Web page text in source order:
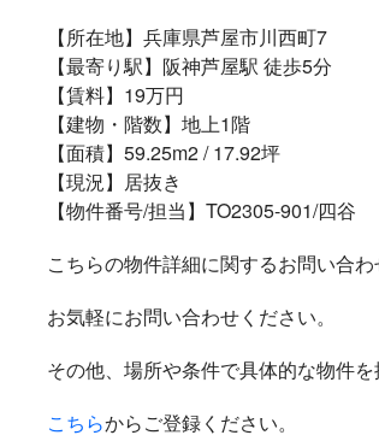
【所在地】兵庫県芦屋市川西町7
【最寄り駅】阪神芦屋駅 徒歩5分
【賃料】 19万円
【建物・階数】 地上1階
【面積】 59.25m2/ 17.92坪
【現況】居抜き
【物件番号/担当】TO2305-901/四谷
こちらの物件詳細に関するお問い合
お気軽にお問い合わせください。
その他、場所や条件で具体的な物件
こちらからご登録ください。